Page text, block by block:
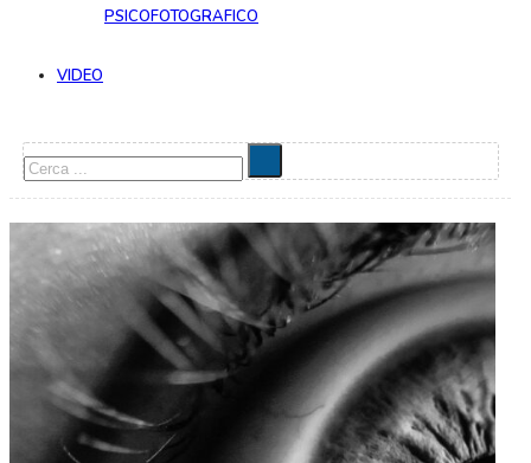
PSICOFOTOGRAFICO
VIDEO
Cerca